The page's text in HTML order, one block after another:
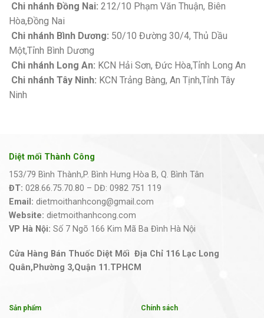
Chi nhánh Đồng Nai: 212/10 Phạm Văn Thuận, Biên
Hòa,Đồng Nai
Chi nhánh Bình Dương: 50/10 Đường 30/4, Thủ Dầu
Một,Tỉnh Bình Dương
Chi nhánh Long An: KCN Hải Sơn, Đức Hòa,Tỉnh Long An
Chi nhánh Tây Ninh: KCN Trảng Bàng, An Tịnh,Tỉnh Tây
Ninh
Diệt mối Thành Công
153/79 Bình Thành,P. Bình Hưng Hòa B, Q. Bình Tân
ĐT: 028.66.75.70.80 – DĐ: 0982 751 119
Email: dietmoithanhcong@gmail.com
Website: dietmoithanhcong.com
VP Hà Nội: Số 7 Ngõ 166 Kim Mã Ba Đình Hà Nội
Cửa Hàng Bán Thuốc Diệt Mối Địa Chỉ 116 Lạc Long
Quân,Phường 3,Quận 11.TPHCM
Sản phẩm
Chính sách